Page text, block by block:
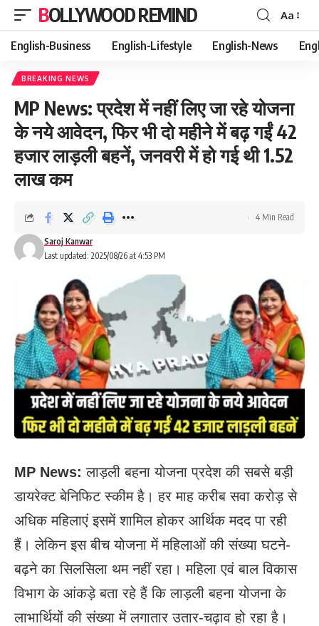
BOLLYWOOD REMIND
Font
Resizer
Aa
English-Business English-Lifestyle English-News
BREAKING NEWS
MP News: प्रदेश में नहीं लिए जा रहे योजना
के नये आवेदन, फिर भी दो महीने में बढ़ गईं 42
हजार लाड़ली बहनें, जनवरी में हो गई थी 1.52
लाख कम
Last updated: 2025/08/26 at 4:53 PM
Saroj Kanwar
4 Min Read
MP News:लाड़ली बहना योजना प्रदेश की सबसे बड़ी
डायरेक्ट बेनिफिट स्कीम है। हर माह करीब सवा करोड़ से
अधिक महिलाएं इसमें शामिल होकर आर्थिक मदद पा रही
हैं। लेकिन इस बीच योजना में महिलाओं की संख्या घटने-
बढ़ने का सिलसिला थम नहीं रहा। महिला एवं बाल विकास
विभाग के आंकड़े बता रहे हैं कि लाड़ली बहना योजना के
लाभार्थियों की संख्या में लगातार उतार-चढ़ाव हो रहा है।